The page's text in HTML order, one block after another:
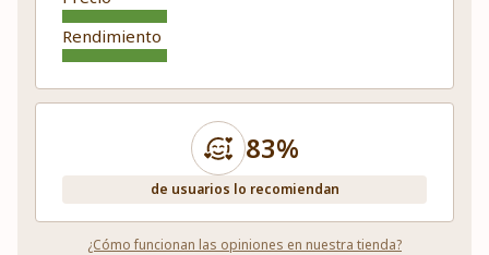
Rendimiento
83%
de usuarios lo recomiendan
¿Cómo funcionan las opiniones en nuestra tienda?